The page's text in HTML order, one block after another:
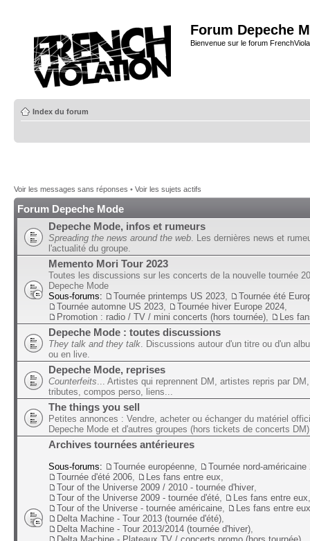
Forum Depeche
Bienvenue sur le forum
Index du forum
Voir les messages sans réponses • Voir les sujets actifs
Forum Depeche Mode
Depeche Mode, infos et rumeurs
Spreading the news around the web . Les dernières news et
l'actualité du groupe.
Memento Mori Tour 2023
Toutes les discussions sur les concerts de la nouvelle tournée
Depeche Mode
Sous-forums:
Tournée printemps US 2023
Tournée été
Tournée automne US 2023
Tournée hiver Europe 2024
Promotion : radio / TV / mini concerts (hors tournée)
Les
Depeche Mode : toutes discussions
They talk and they talk . Discussions autour d'un titre ou d'un
ou en live.
Depeche Mode, reprises
Counterfeits ... Artistes qui reprennent DM, artistes repris par
tributes, compos perso, liens...
The things you sell
Petites annonces : Vendre, acheter ou échanger du matériel
Depeche Mode et d'autres groupes (hors tickets de concerts DM)
Archives tournées antérieures
Sous-forums: Tournée européenne
Tournée nord-américaine
Tournée d'été 2006
Les fans entre eux
Tour of the Universe 2009 / 2010 - tournée d'hiver
Tour of the Universe 2009 - tournée d'été
Les fans entre eux
Tour of the Universe - tournée américaine
Les fans entre eux
Delta Machine - Tour 2013 (tournée d'été)
Delta Machine - Tour 2013/2014 (tournée d'hiver)
Delta Machine - Plateaux TV / concerts promo (hors tournée)